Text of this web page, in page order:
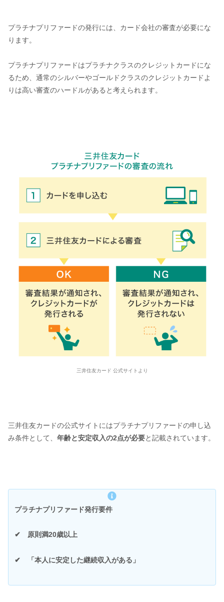
プラチナプリファードの発行には、カード会社の審査が必要にな
ります。
プラチナプリファードはプラチナクラスのクレジットカードにな
るため、通常のシルバーやゴールドクラスのクレジットカードよ
りは高い審査のハードルがあると考えられます。
三井住友カード 公式サイトより
三井住友カードの公式サイトにはプラチナプリファードの申し込
み条件として、 年齢と安定収入の2点が必要と記載されています。
プラチナプリファード発行要件
✔︎ 原則満20歳以上
✔︎ 「本人に安定した継続収入がある」